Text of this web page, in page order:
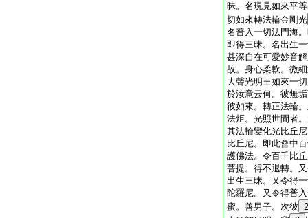
昧。名現見如來平
切如來轉法輪金剛光
名普入一切法門海
即得三昧。名出生
甚深自在可愛妙音
故。身心柔軟。微
大聲光明王如來一
於汝意云何。彼無
彼如來。轉正法輪
法炬。光照世間者
其法輪變化光比丘
比丘尼。即此會中
護佛法。令百千比
菩提。得不退轉。
出生三昧。又令得
陀羅尼。又令得普
蜜。善男子。次彼 2